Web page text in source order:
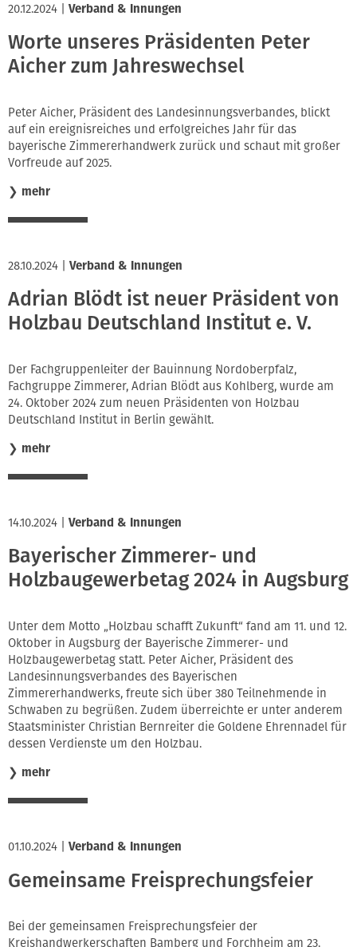
20.12.2024 Verband & Innungen
Worte unseres Präsidenten Peter
Aicher zum Jahreswechsel
Peter Aicher, Präsident des Landesinnungsverbandes, blickt
auf ein ereignisreiches und erfolgreiches Jahr für das
bayerische Zimmererhandwerk zurück und schaut mit großer
Vorfreude auf 2025.
❯ mehr
28.10.2024 Verband & Innungen
Adrian Blödt ist neuer Präsident von
Holzbau Deutschland Institut e. V.
Der Fachgruppenleiter der Bauinnung Nordoberpfalz,
Fachgruppe Zimmerer, Adrian Blödt aus Kohlberg, wurde am
24. Oktober 2024 zum neuen Präsidenten von Holzbau
Deutschland Institut in Berlin gewählt.
❯ mehr
14.10.2024 Verband & Innungen
Bayerischer Zimmerer- und
Holzbaugewerbetag 2024 in Augsburg
Unter dem Motto „Holzbau schafft Zukunft“ fand am 11. und 12.
Oktober in Augsburg der Bayerische Zimmerer- und
Holzbaugewerbetag statt. Peter Aicher, Präsident des
Landesinnungsverbandes des Bayerischen
Zimmererhandwerks, freute sich über 380 Teilnehmende in
Schwaben zu begrüßen. Zudem überreichte er unter anderem
Staatsminister Christian Bernreiter die Goldene Ehrennadel für
dessen Verdienste um den Holzbau.
❯ mehr
01.10.2024 Verband & Innungen
Gemeinsame Freisprechungsfeier
Bei der gemeinsamen Freisprechungsfeier der
Kreishandwerkerschaften Bamberg und Forchheim am 23.